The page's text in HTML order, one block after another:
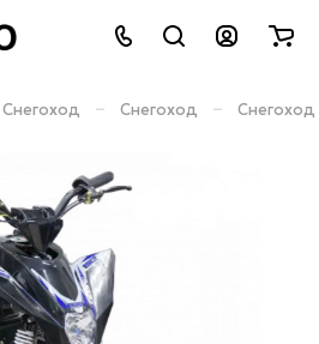
Снегоход – Снегоход – Снегоход